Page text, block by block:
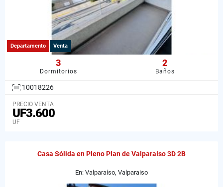
Departamento Venta
3
Dormitorios
2
Baños
10018226
PRECIO VENTA
UF3.600
UF
Casa Sólida en Pleno Plan de Valparaíso 3D 2B
En: Valparaíso, Valparaiso